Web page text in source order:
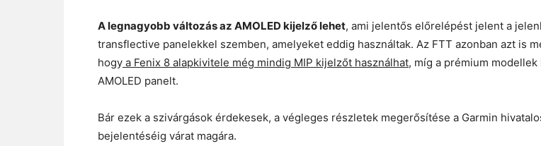
A legnagyobb változás az AMOLED kijelző lehet, ami jelentős előrelépést jelent a
transflective panelekkel szemben, amelyeket eddig használtak. Az FTT azonban azt is
hogy a Fenix 8 alapkivitele még mindig MIP kijelzőt használhat, míg a prémium modellek
AMOLED panelt.
Bár ezek a szivárgások érdekesek, a végleges részletek megerősítése a Garmin
bejelentéséig várat magára.